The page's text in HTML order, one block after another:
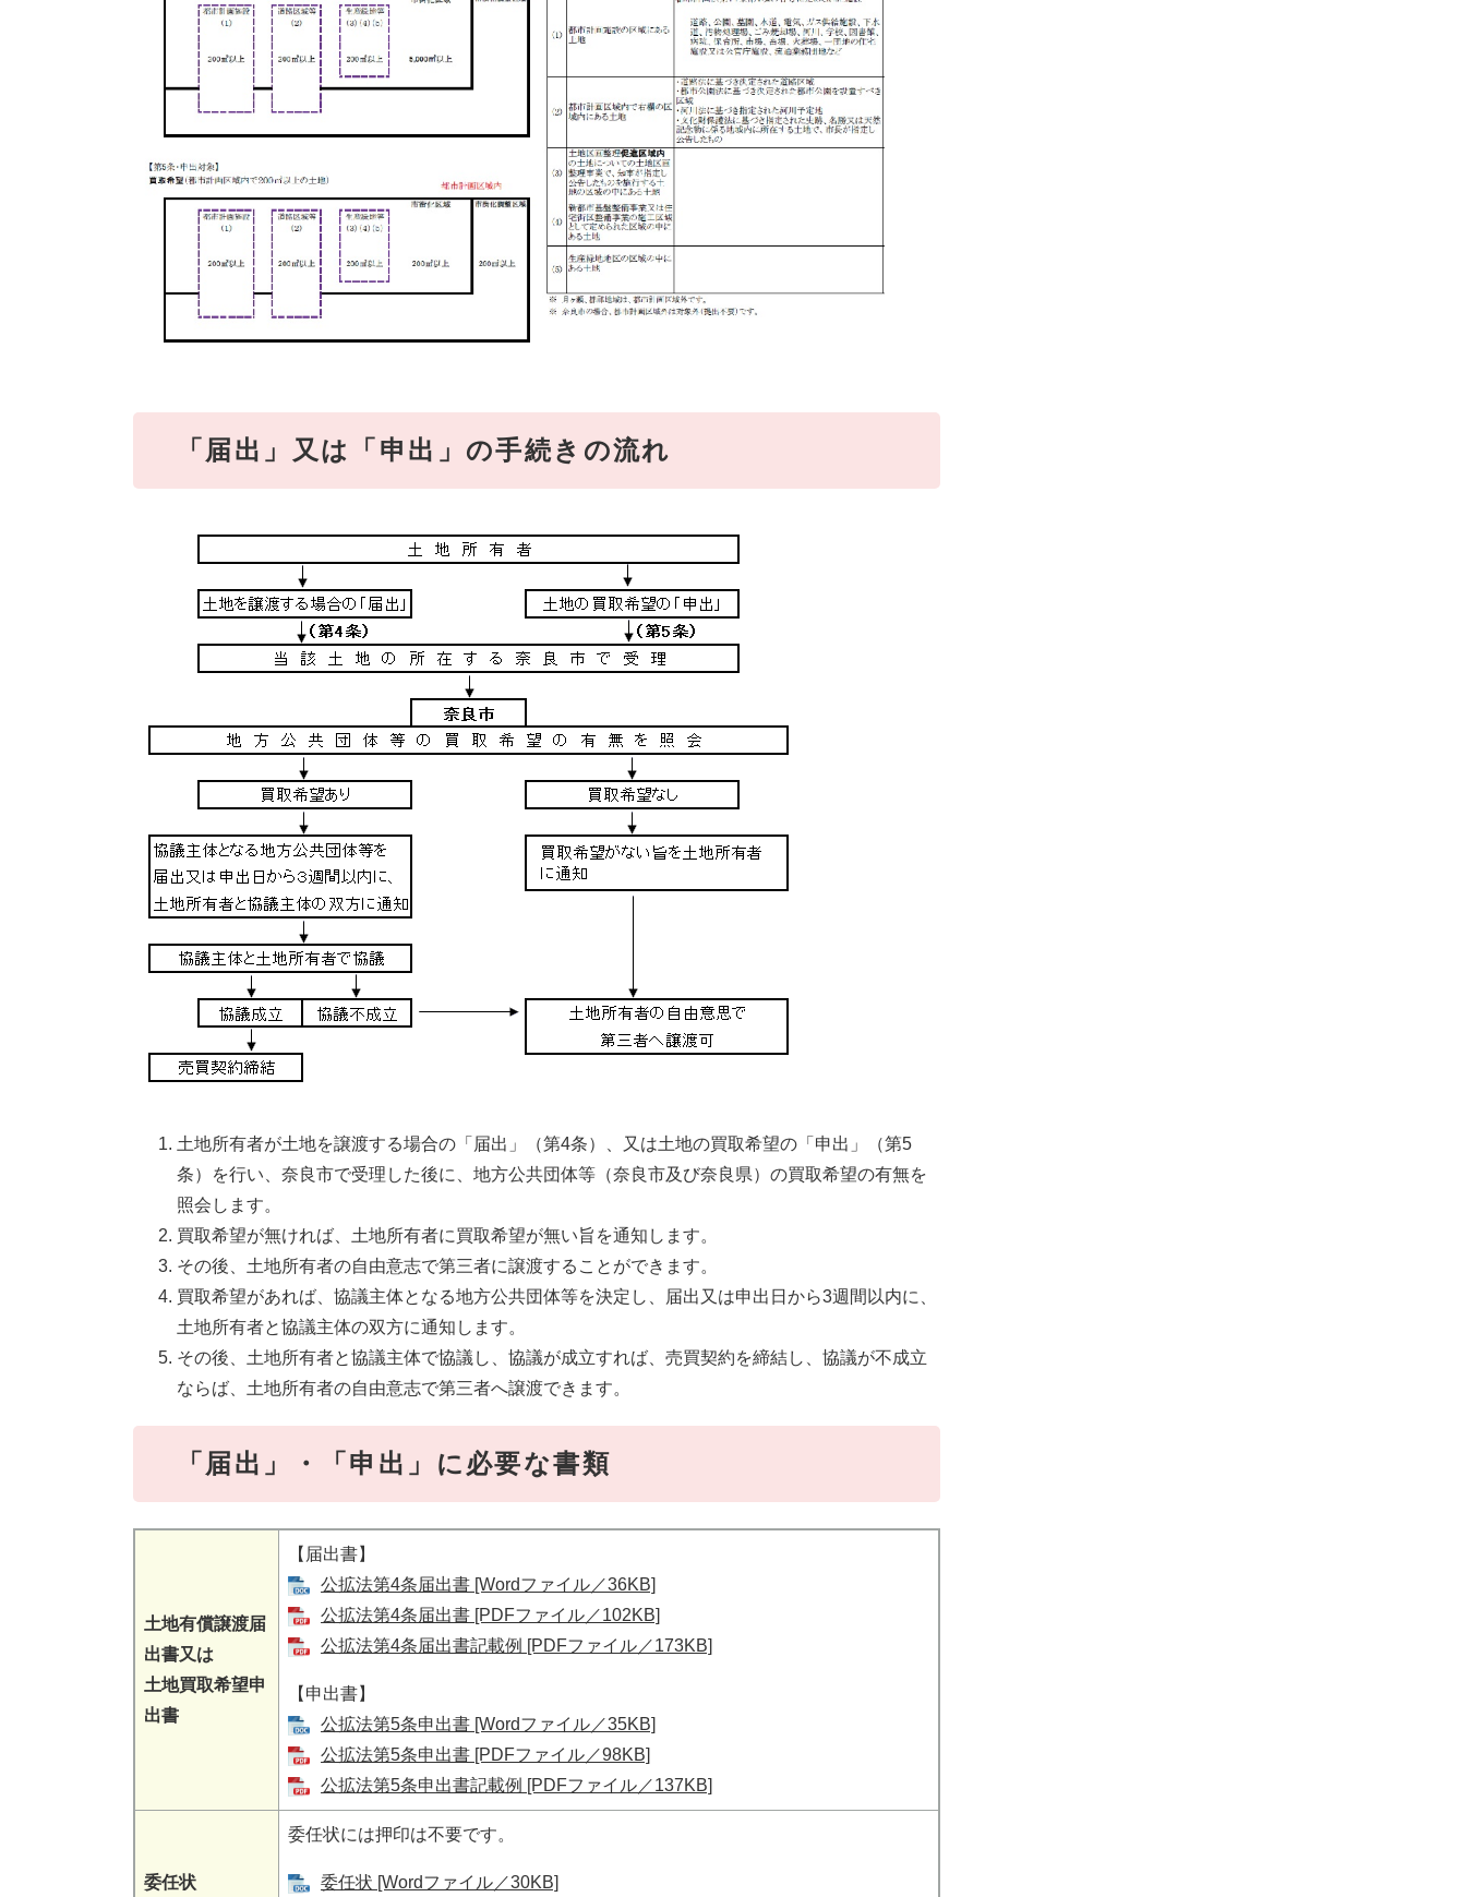
「届出」又は「申出」の手続きの流れ
土地所有者が土地を譲渡する場合の「届出」（第4条）、又は土地の買取希望の「申出」（第5
条）を行い、奈良市で受理した後に、地方公共団体等（奈良市及び奈良県）の買取希望の有無を
照会します。
買取希望が無ければ、土地所有者に買取希望が無い旨を通知します。
その後、土地所有者の自由意志で第三者に譲渡することができます。
買取希望があれば、協議主体となる地方公共団体等を決定し、届出又は申出日から3週間以内に、
土地所有者と協議主体の双方に通知します。
その後、土地所有者と協議主体で協議し、協議が成立すれば、売買契約を締結し、協議が不成立
ならば、土地所有者の自由意志で第三者へ譲渡できます。
「届出」・「申出」に必要な書類
土地有償譲渡届
出書又は
土地買取希望申
出書
【届出書】
公拡法第4条届出書 [Wordファイル／36KB]
公拡法第4条届出書 [PDFファイル／102KB]
公拡法第4条届出書記載例 [PDFファイル／173KB]
【申出書】
公拡法第5条申出書 [Wordファイル／35KB]
公拡法第5条申出書 [PDFファイル／98KB]
公拡法第5条申出書記載例 [PDFファイル／137KB]
委任状
委任状には押印は不要です。
委任状 [Wordファイル／30KB]